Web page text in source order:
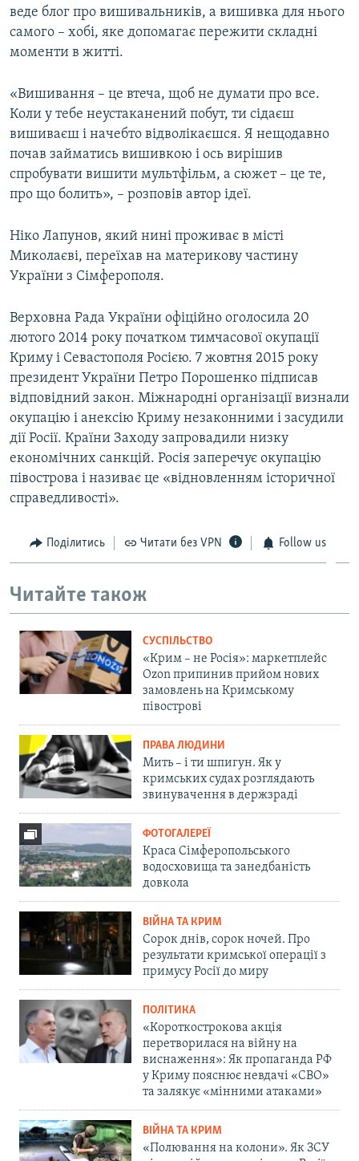
веде блог про вишивальників, а вишивка для нього
самого – хобі, яке допомагає пережити складні
моменти в житті.
«Вишивання – це втеча, щоб не думати про все.
Коли у тебе неустаканений побут, ти сідаєш
вишиваєш і начебто відволікаєшся. Я нещодавно
почав займатись вишивкою і ось вирішив
спробувати вишити мультфільм, а сюжет – це те,
про що болить», – розповів автор ідеї.
Ніко Лапунов, який нині проживає в місті
Миколаєві, переїхав на материкову частину
України з Сімферополя.
Верховна Рада України офіційно оголосила 20
лютого 2014 року початком тимчасової окупації
Криму і Севастополя Росією. 7 жовтня 2015 року
президент України Петро Порошенко підписав
відповідний закон. Міжнародні організації визнали
окупацію і анексію Криму незаконними і засудили
дії Росії. Країни Заходу запровадили низку
економічних санкцій. Росія заперечує окупацію
півострова і називає це «відновленням історичної
справедливості».
Поділитись Читати без VPN Follow us
Читайте також
СУСПІЛЬСТВО
«Крим – не Росія»: маркетплейс
Ozon припинив прийом нових
замовлень на Кримському
півострові
ПРАВА ЛЮДИНИ
Мить – і ти шпигун. Як у
кримських судах розглядають
звинувачення в держзраді
ФОТОГАЛЕРЕЇ
Краса Сімферопольського
водосховища та занедбаність
довкола
ВІЙНА ТА КРИМ
Сорок днів, сорок ночей. Про
результати кримської операції з
примусу Росії до миру
ПОЛІТИКА
«Короткострокова акція
перетворилася на війну на
виснаження»: Як пропаганда РФ
у Криму пояснює невдачі «СВО»
та залякує «мінними атаками»
ВІЙНА ТА КРИМ
«Полювання на колони». Як ЗСУ